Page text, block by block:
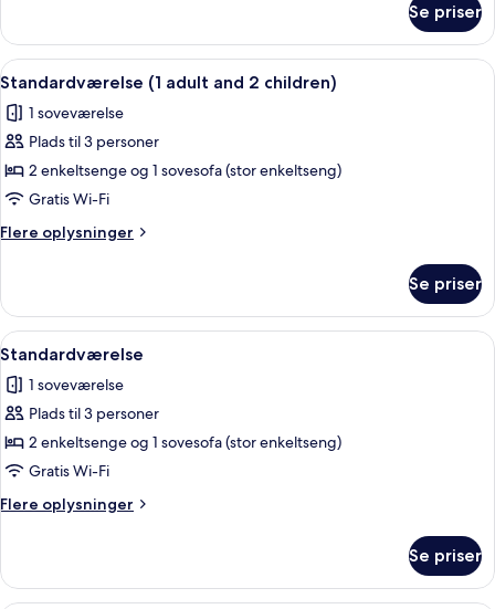
child)
(1
adult
and
child)
Se priser
Indlæs
alle
billeder
af
Standardværelse
(1
adult
and
children)
Et hotelværelse med to senge, hver
4
Standardværelse (1 adult and 2 children)
1 soveværelse
Plads til 3 personer
2 enkeltsenge og 1 sovesofa (stor enkeltseng)
Gratis Wi-Fi
Flere oplysninger
Flere
(1
adult
and
children)
Se priser
Indlæs
alle
billeder
af
Standardværelse
Et hotelværelse med to senge, hver
4
Standardværelse
1 soveværelse
Plads til 3 personer
2 enkeltsenge og 1 sovesofa (stor enkeltseng)
Gratis Wi-Fi
Flere oplysninger
Flere
Se priser